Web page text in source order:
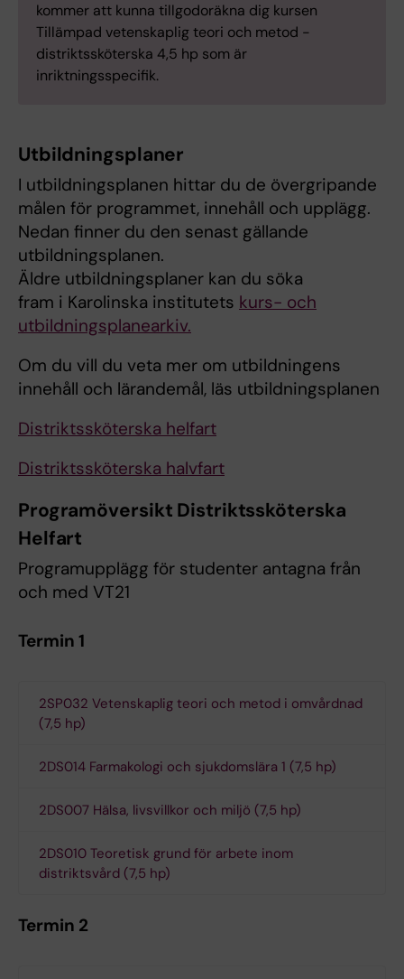
kommer att kunna tillgodoräkna dig kursen
Tillämpad vetenskaplig teori och metod -
distriktssköterska 4,5 hp som är
inriktningsspecifik.
Utbildningsplaner
I utbildningsplanen hittar du de övergripande
målen för programmet, innehåll och upplägg.
Nedan finner du den senast gällande
utbildningsplanen.
Äldre utbildningsplaner kan du söka
fram i Karolinska institutets kurs- och
utbildningsplanearkiv.
Om du vill du veta mer om utbildningens
innehåll och lärandemål, läs utbildningsplanen
Distriktssköterska helfart
Distriktssköterska halvfart
Programöversikt Distriktssköterska
Helfart
Programupplägg för studenter antagna från
och med VT21
Termin 1
2SP032 Vetenskaplig teori och metod i omvårdnad
(7,5 hp)
2DS014 Farmakologi och sjukdomslära 1 (7,5 hp)
2DS007 Hälsa, livsvillkor och miljö (7,5 hp)
2DS010 Teoretisk grund för arbete inom
distriktsvård (7,5 hp)
Termin 2